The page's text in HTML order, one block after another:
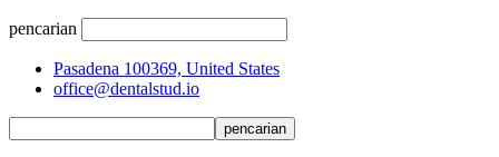
pencarian
Pasadena 100369, United States
office@dentalstud.io